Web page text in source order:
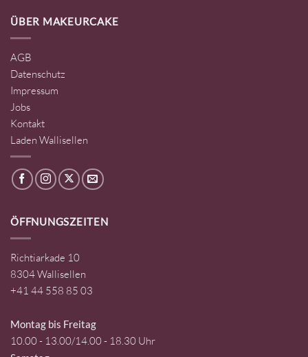
ÜBER MAKEURCAKE
AGB
Datenschutz
Impressum
Jobs
Kontakt
Laden Wallisellen
ÖFFNUNGSZEITEN
Richtiarkade 10
8304 Wallisellen
+41 44 558 85 03
Montag bis Freitag
10.00 - 13.00/14.00 - 18.30 Uhr